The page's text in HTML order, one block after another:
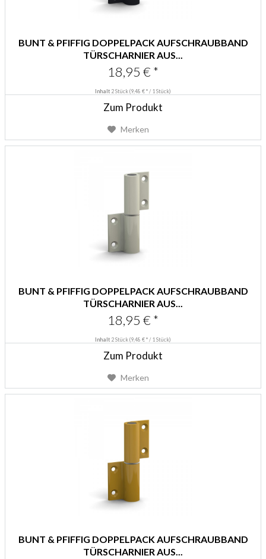
BUNT & PFIFFIG DOPPELPACK AUFSCHRAUBBAND
TÜRSCHARNIER AUS...
18,95 € *
Inhalt 2 Stück(9,48 € * / 1 Stück)
Zum Produkt
Merken
BUNT & PFIFFIG DOPPELPACK AUFSCHRAUBBAND
TÜRSCHARNIER AUS...
18,95 € *
Inhalt 2 Stück(9,48 € * / 1 Stück)
Zum Produkt
Merken
BUNT & PFIFFIG DOPPELPACK AUFSCHRAUBBAND
TÜRSCHARNIER AUS...